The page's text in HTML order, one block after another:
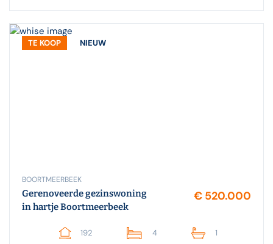
TE KOOP NIEUW
BOORTMEERBEEK
Gerenoveerde gezinswoning
in hartje Boortmeerbeek
€ 520.000
192 4 1